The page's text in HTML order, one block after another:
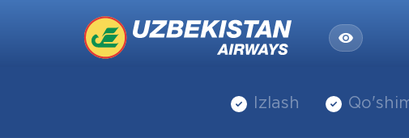
Izlash